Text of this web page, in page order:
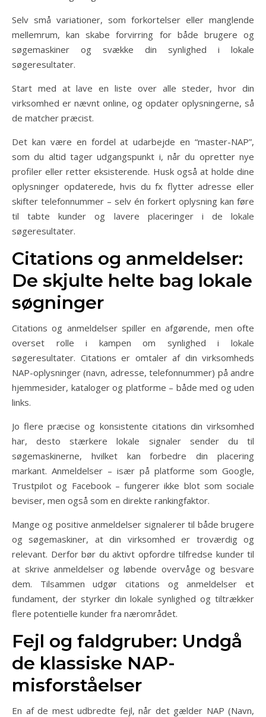
Selv små variationer, som forkortelser eller manglende
mellemrum, kan skabe forvirring for både brugere og
søgemaskiner og svække din synlighed i lokale
søgeresultater.
Start med at lave en liste over alle steder, hvor din
virksomhed er nævnt online, og opdater oplysningerne, så
de matcher præcist.
Det kan være en fordel at udarbejde en “master-NAP”,
som du altid tager udgangspunkt i, når du opretter nye
profiler eller retter eksisterende. Husk også at holde dine
oplysninger opdaterede, hvis du fx flytter adresse eller
skifter telefonnummer – selv én forkert oplysning kan føre
til tabte kunder og lavere placeringer i de lokale
søgeresultater.
Citations og anmeldelser:
De skjulte helte bag lokale
søgninger
Citations og anmeldelser spiller en afgørende, men ofte
overset rolle i kampen om synlighed i lokale
søgeresultater. Citations er omtaler af din virksomheds
NAP-oplysninger (navn, adresse, telefonnummer) på andre
hjemmesider, kataloger og platforme – både med og uden
links.
Jo flere præcise og konsistente citations din virksomhed
har, desto stærkere lokale signaler sender du til
søgemaskinerne, hvilket kan forbedre din placering
markant. Anmeldelser – især på platforme som Google,
Trustpilot og Facebook – fungerer ikke blot som sociale
beviser, men også som en direkte rankingfaktor.
Mange og positive anmeldelser signalerer til både brugere
og søgemaskiner, at din virksomhed er troværdig og
relevant. Derfor bør du aktivt opfordre tilfredse kunder til
at skrive anmeldelser og løbende overvåge og besvare
dem. Tilsammen udgør citations og anmeldelser et
fundament, der styrker din lokale synlighed og tiltrækker
flere potentielle kunder fra nærområdet.
Fejl og faldgruber: Undgå
de klassiske NAP-
misforståelser
En af de mest udbredte fejl, når det gælder NAP (Navn,